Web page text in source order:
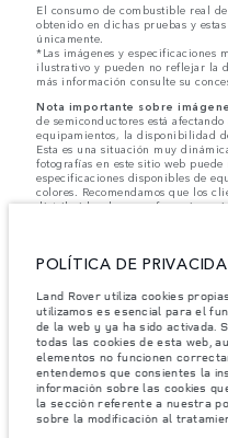
El consumo de combustible real
obtenido en dichas pruebas y
únicamente.
*Las imágenes y especificaciones
ilustrativo y pueden no reflejar la
más información consulte su
Nota importante sobre
de semiconductores está
equipamientos, la disponibilidad
Esta es una situación muy
fotografías en este sitio web
especificaciones disponibles de
colores. Recomendamos que los
distribuidor de su preferencia,
Jaguar Land Rover Limited busca
accesorios, por lo que se
previo aviso. Según el modelo,
vendrán incluidas de serie. La
y los colores que aparecen en esta
especificaciones europeas. Estos
pueden ser modificados sin previo
equipamiento opcional y
disponibles en todos los
local para consultar
POLÍTICA DE
Land Rover utiliza cookies
utilizamos es esencial para el
de la web y ya ha sido activada.
todas las cookies de esta web,
elementos no funcionen
entendemos que consientes la
información sobre las cookies
la sección referente a nuestra
sobre la modificación al